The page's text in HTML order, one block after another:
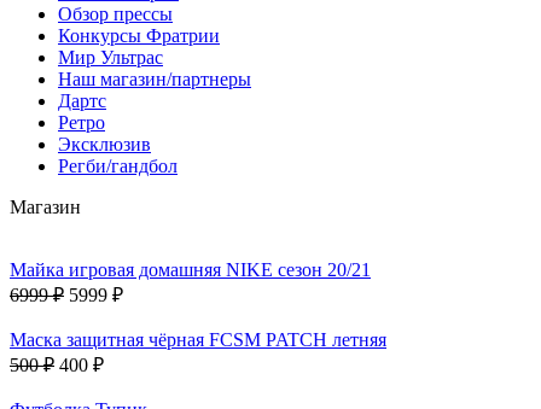
Обзор прессы
Конкурсы Фратрии
Мир Ультрас
Наш магазин/партнеры
Дартс
Ретро
Эксклюзив
Регби/гандбол
Магазин
Майка игровая домашняя NIKE сезон 20/21
6999 ₽ 5999 ₽
Маска защитная чёрная FCSM PATCH летняя
500 ₽ 400 ₽